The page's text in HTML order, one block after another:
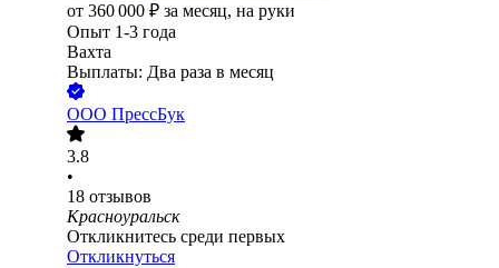
от 360 000 ₽ за месяц, на руки
Опыт 1-3 года
Вахта
Выплаты: Два раза в месяц
ООО ПрессБук
3.8
•
18 отзывов
Красноуральск
Откликнитесь среди первых
Откликнуться